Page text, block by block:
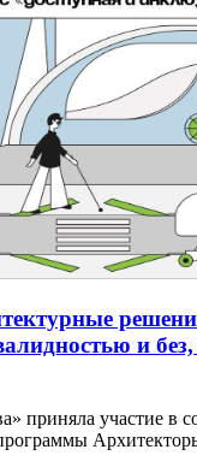
и
приняла участие в